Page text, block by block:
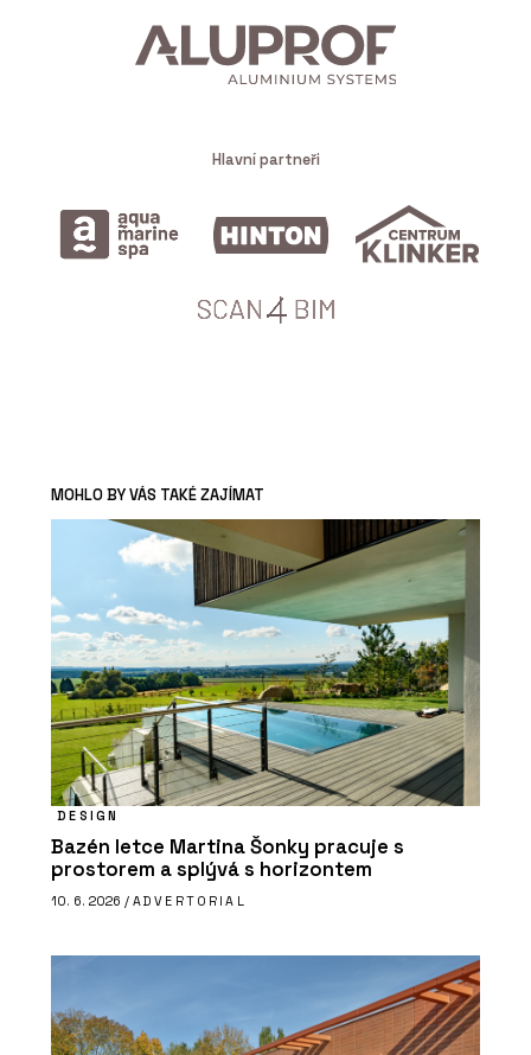
Hlavní partneři
MOHLO BY VÁS TAKÉ ZAJÍMAT
DESIGN
Bazén letce Martina Šonky pracuje s
prostorem a splývá s horizontem
10. 6. 2026 / ADVERTORIAL